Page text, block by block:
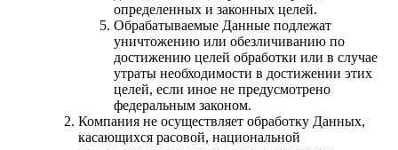
определенных и законных целей.
Обрабатываемые Данные подлежат
уничтожению или обезличиванию по
достижению целей обработки или в случае
утраты необходимости в достижении этих
целей, если иное не предусмотрено
федеральным законом.
Компания не осуществляет обработку Данных,
касающихся расовой, национальной